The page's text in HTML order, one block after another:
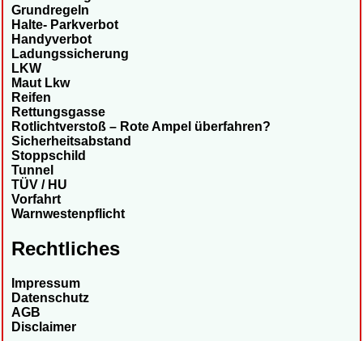
Grundregeln
Halte- Parkverbot
Handyverbot
Ladungssicherung
LKW
Maut Lkw
Reifen
Rettungsgasse
Rotlichtverstoß – Rote Ampel überfahren?
Sicherheitsabstand
Stoppschild
Tunnel
TÜV / HU
Vorfahrt
Warnwestenpflicht
Rechtliches
Impressum
Datenschutz
AGB
Disclaimer